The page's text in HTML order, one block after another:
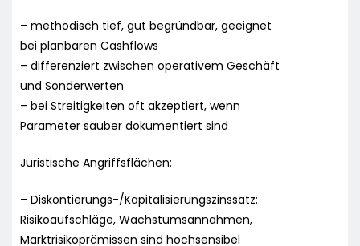
– methodisch tief, gut begründbar, geeignet
bei planbaren Cashflows
– differenziert zwischen operativem Geschäft
und Sonderwerten
– bei Streitigkeiten oft akzeptiert, wenn
Parameter sauber dokumentiert sind
Juristische Angriffsflächen:
– Diskontierungs-/Kapitalisierungszinssatz:
Risikoaufschläge, Wachstumsannahmen,
Marktrisikoprämissen sind hochsensibel